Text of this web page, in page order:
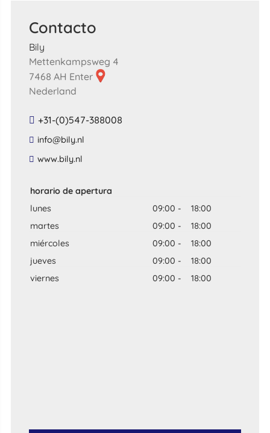
Contacto
Bily
Mettenkampsweg 4
7468 AH Enter
Nederland
+31-(0)547-388008
​info​@​bily​.​nl​
​www​.​bily​.​nl​
horario de apertura
lunes
09:00 -
18:00
martes
09:00 -
18:00
miércoles
09:00 -
18:00
jueves
09:00 -
18:00
viernes
09:00 - 18:00